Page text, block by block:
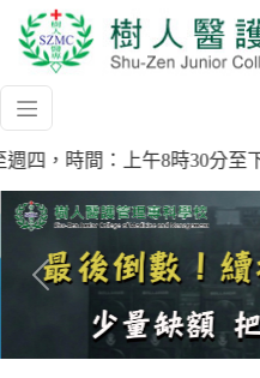
四，時間：上午8時30分至
Previous